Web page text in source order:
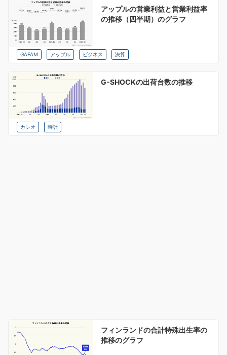
アップルの営業利益と営業利益率
の推移（四半期）のグラフ
GAFAM アップル ビジネス 決算
G-SHOCKの出荷台数の推移
カシオ 時計
フィンランドの合計特殊出生率の
推移のグラフ